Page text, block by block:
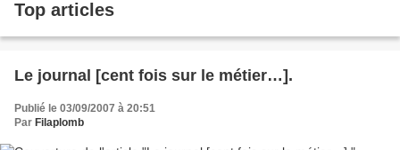
Top articles
Le journal [cent fois sur le métier…].
Publié le 03/09/2007 à 20:51
Par Filaplomb